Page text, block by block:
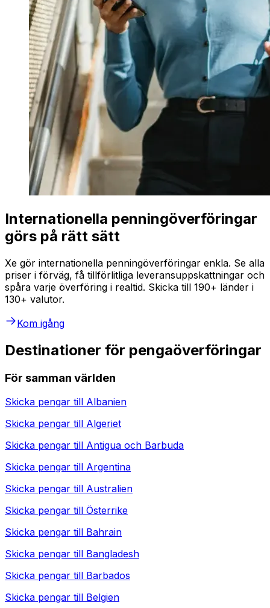
Internationella penningöverföringar
görs på rätt sätt
Xe gör internationella penningöverföringar enkla. Se alla
priser i förväg, få tillförlitliga leveransuppskattningar och
spåra varje överföring i realtid. Skicka till 190+ länder i
130+ valutor.
Kom igång
Destinationer för pengaöverföringar
För samman världen
Skicka pengar till Albanien
Skicka pengar till Algeriet
Skicka pengar till Antigua och Barbuda
Skicka pengar till Argentina
Skicka pengar till Australien
Skicka pengar till Österrike
Skicka pengar till Bahrain
Skicka pengar till Bangladesh
Skicka pengar till Barbados
Skicka pengar till Belgien